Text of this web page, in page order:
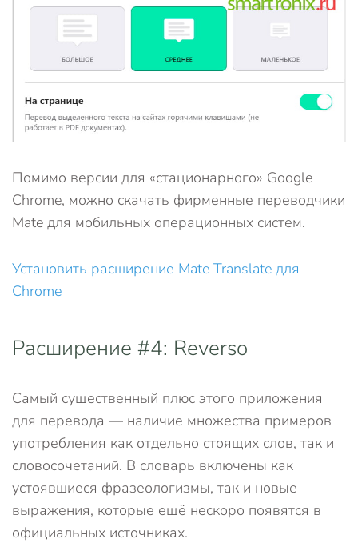
Помимо версии для «стационарного» Google
Chrome, можно скачать фирменные переводчики
Mate для мобильных операционных систем.
Установить расширение Mate Translate для
Chrome
Расширение #4: Reverso
Самый существенный плюс этого приложения
для перевода — наличие множества примеров
употребления как отдельно стоящих слов, так и
словосочетаний. В словарь включены как
устоявшиеся фразеологизмы, так и новые
выражения, которые ещё нескоро появятся в
официальных источниках.